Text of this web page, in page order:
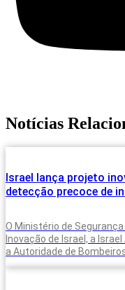
Notícias
Israel lança projeto
detecção precoce de
O Ministério de
Inovação de Israel, a
a Autoridade de